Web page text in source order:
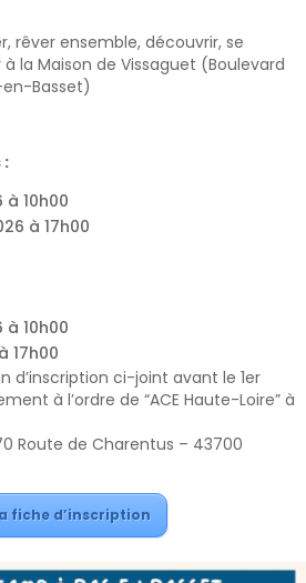
rêver ensemble, découvrir, se
la Maison de Vissaguet (Boulevard
en-Basset)
:
à 10h00
à 17h00
à 10h00
17h00
d’inscription ci-joint avant le 1er
à l’ordre de “ACE Haute-Loire” à
Route de Charentus – 43700
fiche d’inscription